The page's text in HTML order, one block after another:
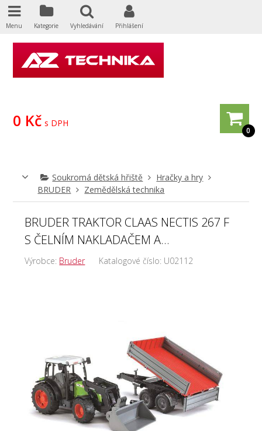
0
0 Kč s DPH
Soukromá dětská hřiště
Hračky a hry
BRUDER
Zemědělská technika
BRUDER TRAKTOR CLAAS NECTIS 267 F
S ČELNÍM NAKLADAČEM A...
Výrobce: Bruder Katalogové číslo: U02112
Menu Kategorie Vyhledávání Přihlášení